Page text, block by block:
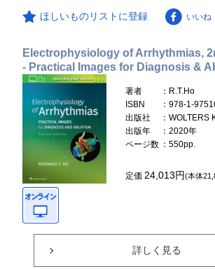
ほしいものリストに登録 いいね
Electrophysiology of Arrhythmias,
- Practical Images for Diagnosis &
著者
：R.T.Ho
ISBN
：978-1-
出版社
：WOLTERS
出版年
：2020年
ページ数 ：550pp.
定価24,013円(本体
詳しく見る